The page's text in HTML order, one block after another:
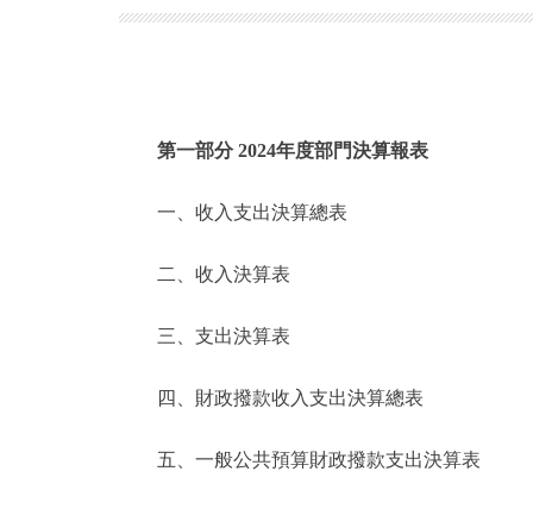
便民服務
第一部分 2024年度部門決算報表
一、收入支出決算總表
二、收入決算表
三、支出決算表
四、財政撥款收入支出決算總表
五、一般公共預算財政撥款支出決算表